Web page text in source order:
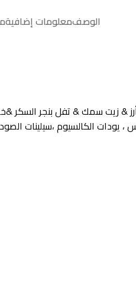
الوصفمعلومات إضافية
& تفل بنجر السكر
، يودات الكالسيوم ،سيلينات